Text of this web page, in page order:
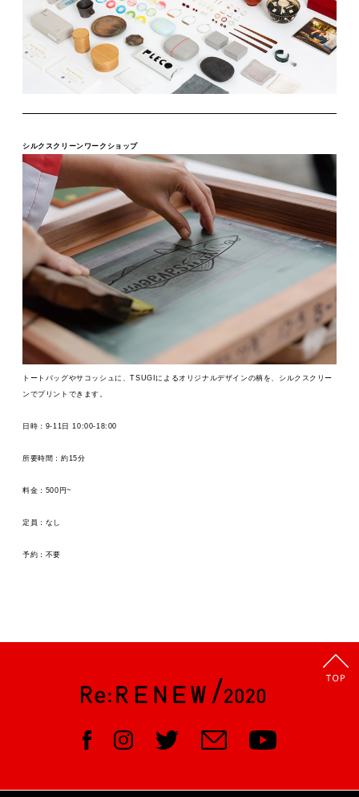
シルクスクリーンワークショップ
トートバッグやサコッシュに、TSUGIによるオリジナルデザインの柄を、シルクスクリー
ンでプリントできます。
日時： 9-11日 10:00-18:00
所要時間： 約15分
料金：500円~
定員：なし
予約：不要